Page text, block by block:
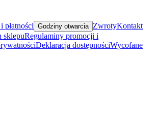
płatności Godziny otwarcia ZwrotyKontakt
sklepuRegulaminy promocji i
Deklaracja dostępnościWycofane